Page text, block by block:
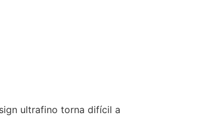
ultrafino torna difícil a